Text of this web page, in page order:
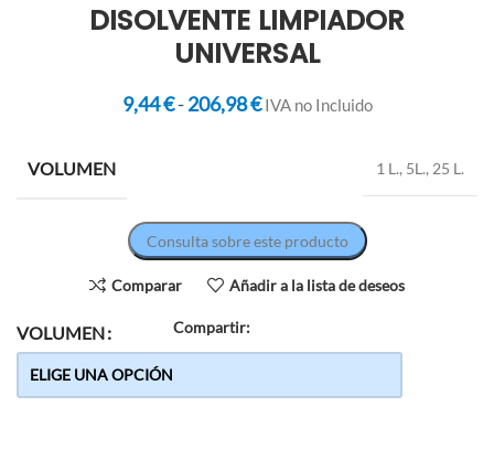
DISOLVENTE LIMPIADOR
UNIVERSAL
9,44€ - 206,98€ IVA no Incluido
VOLUMEN 1 L., 5L., 25 L.
Consulta sobre este producto
Comparar Añadir a la lista de deseos
Compartir:
VOLUMEN